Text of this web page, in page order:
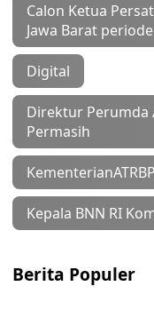
Calon Ketua
Jawa Barat
Digital
Direktur Perumda
Permasih
Kepala BNN RI
Berita Populer